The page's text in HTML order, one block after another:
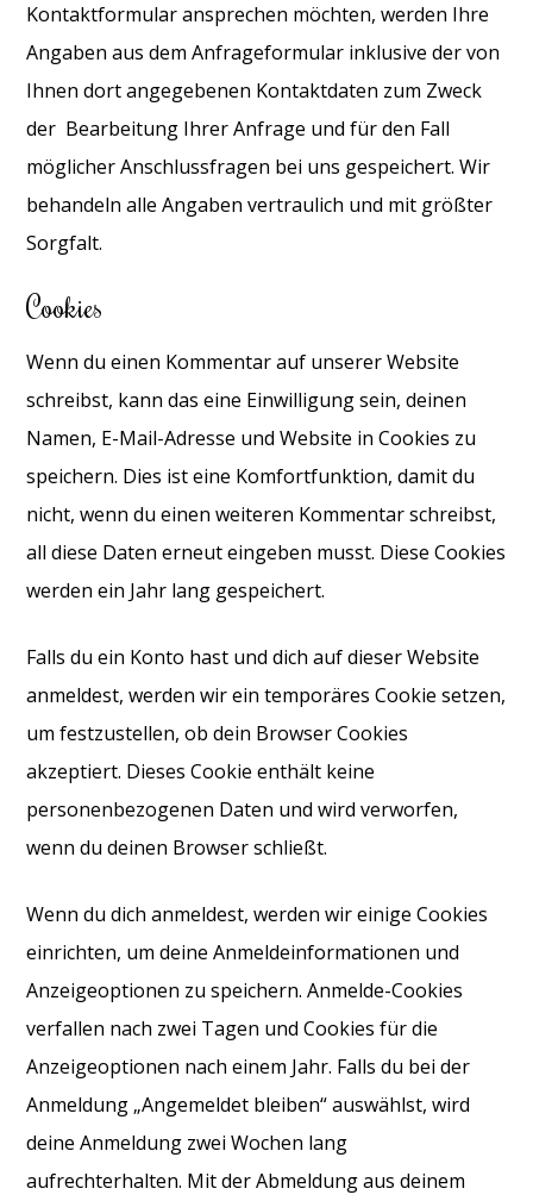
Kontaktformular ansprechen möchten, werden Ihre
Angaben aus dem Anfrageformular inklusive der von
Ihnen dort angegebenen Kontaktdaten zum Zweck
der Bearbeitung Ihrer Anfrage und für den Fall
möglicher Anschlussfragen bei uns gespeichert. Wir
behandeln alle Angaben vertraulich und mit größter
Sorgfalt.
Cookies
Wenn du einen Kommentar auf unserer Website
schreibst, kann das eine Einwilligung sein, deinen
Namen, E-Mail-Adresse und Website in Cookies zu
speichern. Dies ist eine Komfortfunktion, damit du
nicht, wenn du einen weiteren Kommentar schreibst,
all diese Daten erneut eingeben musst. Diese Cookies
werden ein Jahr lang gespeichert.
Falls du ein Konto hast und dich auf dieser Website
anmeldest, werden wir ein temporäres Cookie setzen,
um festzustellen, ob dein Browser Cookies
akzeptiert. Dieses Cookie enthält keine
personenbezogenen Daten und wird verworfen,
wenn du deinen Browser schließt.
Wenn du dich anmeldest, werden wir einige Cookies
einrichten, um deine Anmeldeinformationen und
Anzeigeoptionen zu speichern. Anmelde-Cookies
verfallen nach zwei Tagen und Cookies für die
Anzeigeoptionen nach einem Jahr. Falls du bei der
Anmeldung „Angemeldet bleiben“ auswählst, wird
deine Anmeldung zwei Wochen lang
aufrechterhalten. Mit der Abmeldung aus deinem